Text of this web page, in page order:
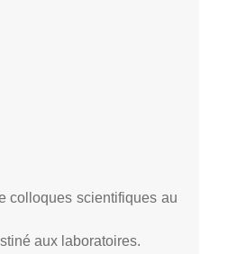
colloques scientifiques au
aux laboratoires.